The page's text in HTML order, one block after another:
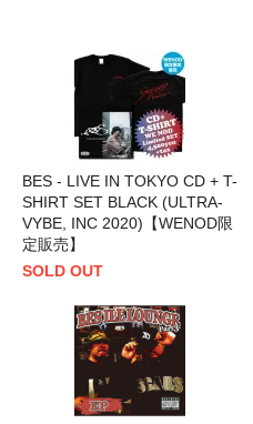
BES - LIVE IN TOKYO CD + T-
SHIRT SET BLACK (ULTRA-
VYBE, INC 2020)【WENOD限
定販売】
SOLD OUT